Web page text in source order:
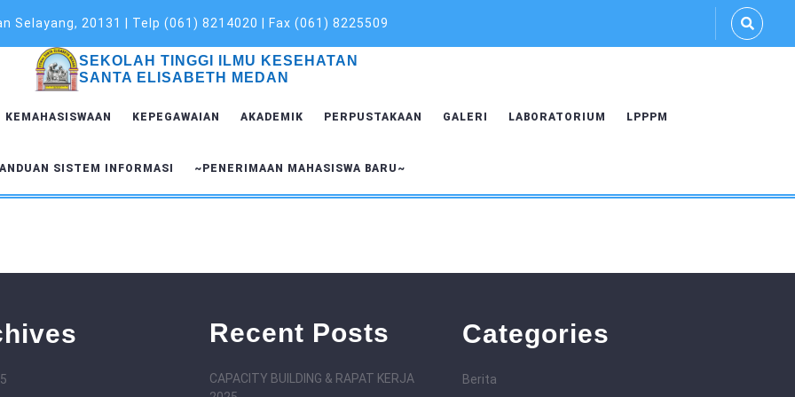
Selayang, 20131 | Telp (061) 8214020 | Fax (061) 8225509
SEKOLAH TINGGI ILMU KESEHATAN
SANTA ELISABETH MEDAN
KEMAHASISWAAN KEPEGAWAIAN AKADEMIK PERPUSTAKAAN GALERI LABORATORIUM LPPPM
SISTEM INFORMASI ~PENERIMAAN MAHASISWA BARU~
Recent Posts
CAPACITY BUILDING & RAPAT KERJA
Categories
Berita